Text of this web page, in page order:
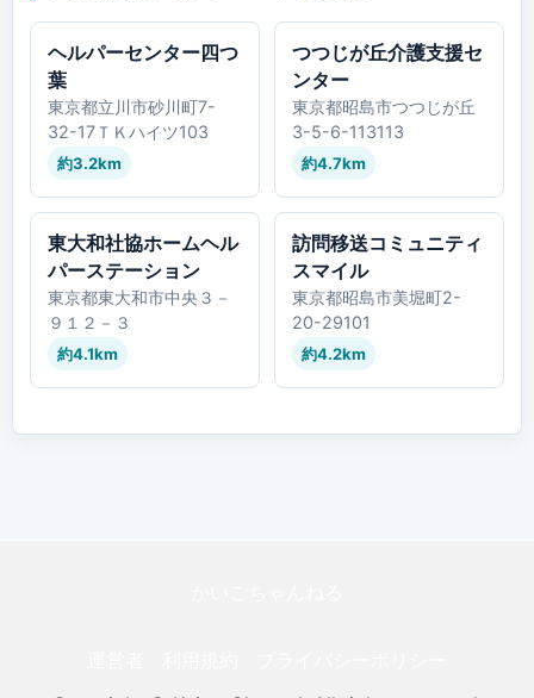
ヘルパーセンター四つ
葉
東京都立川市砂川町7-
32-17ＴＫハイツ103
約3.2km
つつじが丘介護支援セ
ンター
東京都昭島市つつじが丘
3-5-6-113113
約4.7km
東大和社協ホームヘル
パーステーション
東京都東大和市中央３－
９１２－３
約4.1km
訪問移送コミュニティ
スマイル
東京都昭島市美堀町2-
20-29101
約4.2km